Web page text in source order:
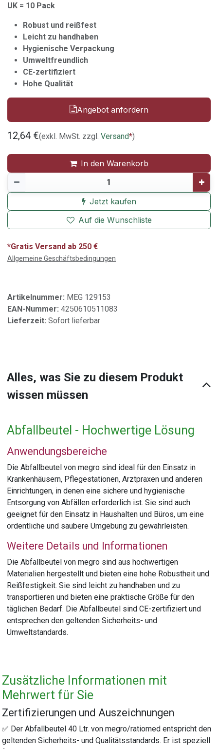
UK = 10 Pack
Robust und reißfest
Leicht zu handhaben
Hygienische Verpackung
Umweltfreundlich
CE-zertifiziert
Hohe Qualität
Angebot anfordern
12,64 €(exkl. MwSt. zzgl. Versand*)
In den Warenkorb
Jetzt kaufen
Auf die Wunschliste
*Gratis Versand ab 250 €
Allgemeine Geschäftsbedingungen
Artikelnummer: MEG 129153
EAN-Nummer: 4250610511083
Lieferzeit: Sofort lieferbar
Alles, was Sie zu diesem Produkt
wissen müssen
Abfallbeutel - Hochwertige Lösung
Anwendungsbereiche
Die Abfallbeutel von megro sind ideal für den Einsatz in
Krankenhäusern, Pflegestationen, Arztpraxen und anderen
Einrichtungen, in denen eine sichere und hygienische
Entsorgung von Abfällen erforderlich ist. Sie sind auch
geeignet für den Einsatz in Haushalten und Büros, um eine
ordentliche und saubere Umgebung zu gewährleisten.
Weitere Details und Informationen
Die Abfallbeutel von megro sind aus hochwertigen
Materialien hergestellt und bieten eine hohe Robustheit und
Reißfestigkeit. Sie sind leicht zu handhaben und zu
transportieren und bieten eine praktische Größe für den
täglichen Bedarf. Die Abfallbeutel sind CE-zertifiziert und
entsprechen den geltenden Sicherheits- und
Umweltstandards.
Zusätzliche Informationen mit
Mehrwert für Sie
Zertifizierungen und Auszeichnungen
✅ Der Abfallbeutel 40 Ltr. von megro/ratiomed entspricht den
geltenden Sicherheits- und Qualitätsstandards. Er ist speziell